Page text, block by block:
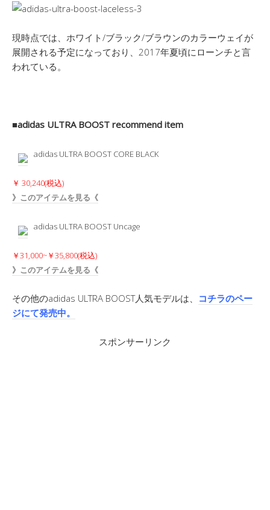
現時点では、ホワイト/ブラック/ブラウンのカラーウェイが
展開される予定になっており、2017年夏頃にローンチと言
われている。
■adidas ULTRA BOOST recommend item
adidas ULTRA BOOST CORE BLACK
￥ 30,240(税込)
》このアイテムを見る《
adidas ULTRA BOOST Uncage
￥31,000~￥35,800(税込)
》このアイテムを見る《
その他のadidas ULTRA BOOST人気モデルは、 コチラのペー
ジにて発売中。
スポンサーリンク